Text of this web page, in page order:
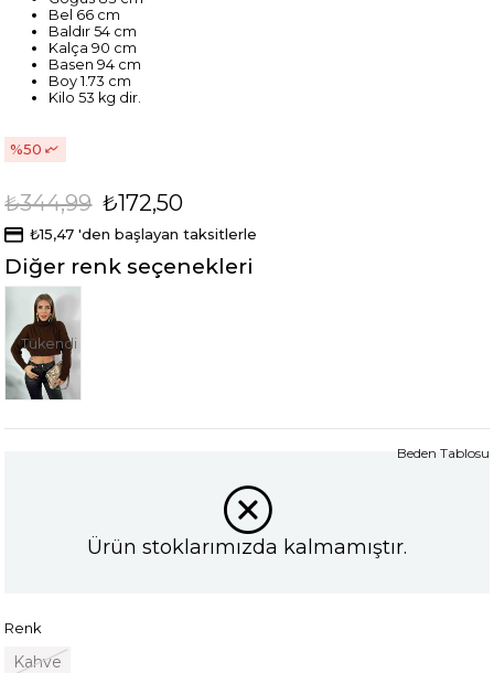
Bel 66 cm
Baldır 54 cm
Kalça 90 cm
Basen 94 cm
Boy 1.73 cm
Kilo 53 kg dir.
50
₺344,99 ₺172,50
₺15,47 'den başlayan taksitlerle
Diğer renk seçenekleri
Tükendi
Ürün stoklarımızda kalmamıştır.
Renk
Kahve
Beden Tablosu